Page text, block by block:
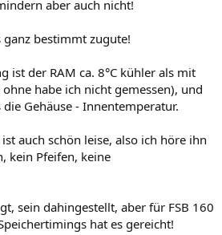
aber auch nicht!
bestimmt zugute!
ist der RAM ca. 8°C kühler als mit
habe ich nicht gemessen), und
Gehäuse - Innentemperatur.
auch schön leise, also ich höre ihn
kein Pfeifen, keine
sein dahingestellt, aber für FSB 160
hat es gereicht!